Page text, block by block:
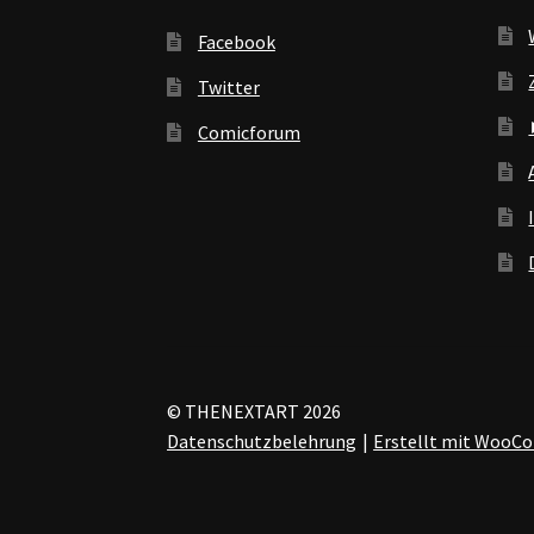
Facebook
Twitter
Comicforum
© THENEXTART 2026
Datenschutzbelehrung
Erstellt mit